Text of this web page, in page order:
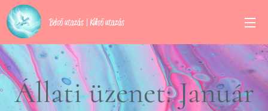
Belső utazás | Külső utazás
Állati üzenet: Január